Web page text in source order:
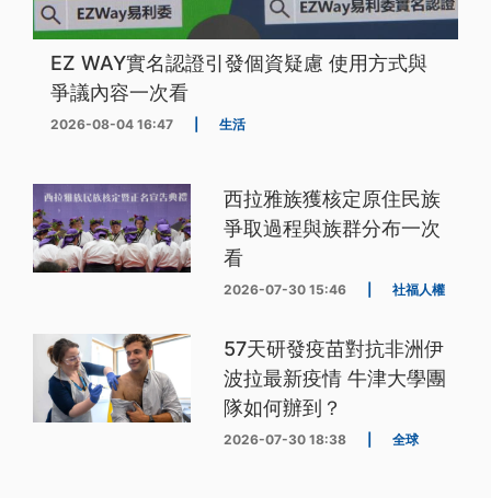
EZ WAY實名認證引發個資疑慮 使用方式與
爭議內容一次看
2026-08-04 16:47 生活
西拉雅族獲核定原住民族
爭取過程與族群分布一次
看
2026-07-30 15:46 社福人權
57天研發疫苗對抗非洲伊
波拉最新疫情 牛津大學團
隊如何辦到？
2026-07-30 18:38 全球